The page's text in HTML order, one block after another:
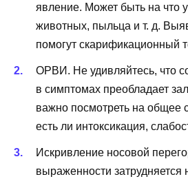
явление. Может быть на что
животных, пыльца и т. д.
помогут скарификационный
ОРВИ. Не удивляйтесь, что
в симптомах преобладает
важно посмотреть на общее
есть ли интоксикация,
Искривление носовой
выраженности затрудняется